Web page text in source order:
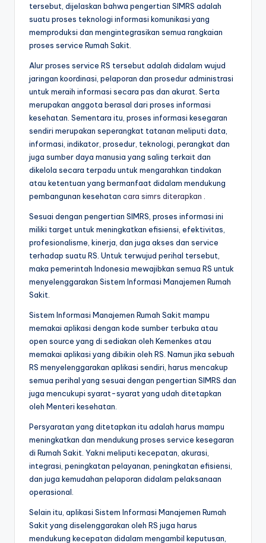
tersebut, dijelaskan bahwa pengertian SIMRS adalah
suatu proses teknologi informasi komunikasi yang
memproduksi dan mengintegrasikan semua rangkaian
proses service Rumah Sakit.
Alur proses service RS tersebut adalah didalam wujud
jaringan koordinasi, pelaporan dan prosedur administrasi
untuk meraih informasi secara pas dan akurat. Serta
merupakan anggota berasal dari proses informasi
kesehatan. Sementara itu, proses informasi kesegaran
sendiri merupakan seperangkat tatanan meliputi data,
informasi, indikator, prosedur, teknologi, perangkat dan
juga sumber daya manusia yang saling terkait dan
dikelola secara terpadu untuk mengarahkan tindakan
atau ketentuan yang bermanfaat didalam mendukung
pembangunan kesehatan cara simrs diterapkan
Sesuai dengan pengertian SIMRS, proses informasi ini
miliki target untuk meningkatkan efisiensi, efektivitas,
profesionalisme, kinerja, dan juga akses dan service
terhadap suatu RS. Untuk terwujud perihal tersebut,
maka pemerintah Indonesia mewajibkan semua RS untuk
menyelenggarakan Sistem Informasi Manajemen Rumah
Sakit.
Sistem Informasi Manajemen Rumah Sakit mampu
memakai aplikasi dengan kode sumber terbuka atau
open source yang di sediakan oleh Kemenkes atau
memakai aplikasi yang dibikin oleh RS. Namun jika sebuah
RS menyelenggarakan aplikasi sendiri, harus mencakup
semua perihal yang sesuai dengan pengertian SIMRS dan
juga mencukupi syarat-syarat yang udah ditetapkan
oleh Menteri kesehatan.
Persyaratan yang ditetapkan itu adalah harus mampu
meningkatkan dan mendukung proses service kesegaran
di Rumah Sakit. Yakni meliputi kecepatan, akurasi,
integrasi, peningkatan pelayanan, peningkatan efisiensi,
dan juga kemudahan pelaporan didalam pelaksanaan
operasional.
Selain itu, aplikasi Sistem Informasi Manajemen Rumah
Sakit yang diselenggarakan oleh RS juga harus
mendukung kecepatan didalam mengambil keputusan,